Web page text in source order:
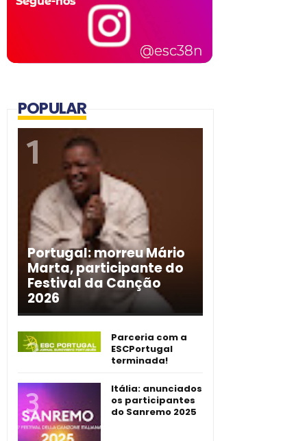
POPULAR
Portugal: morreu Mário
Marta, participante do
Festival da Canção
2026
Parceria com a
ESCPortugal
terminada!
Itália: anunciados
os participantes
do Sanremo 2025